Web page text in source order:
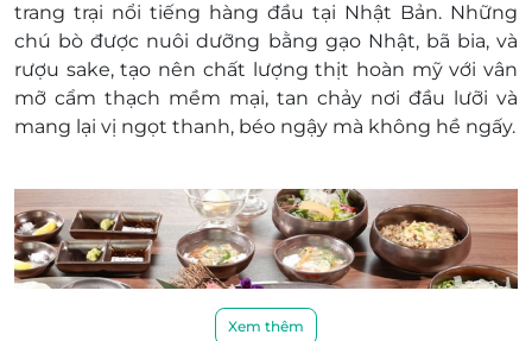
trang trại nổi tiếng hàng đầu tại Nhật Bản. Những
chú bò được nuôi dưỡng bằng gạo Nhật, bã bia, và
rượu sake, tạo nên chất lượng thịt hoàn mỹ vớivân
mỡ cẩm thạch mềm mại, tan chảy nơi đầu lưỡi và
mang lại vị ngọt thanh, béo ngậy mà không hề ngấy.
Xem thêm